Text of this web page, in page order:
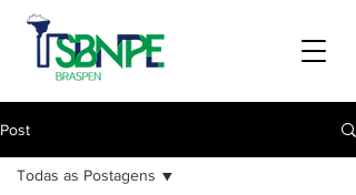
Post
Todas as Postagens